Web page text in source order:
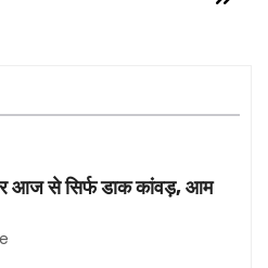
आज से सिर्फ डाक कांवड़, आम